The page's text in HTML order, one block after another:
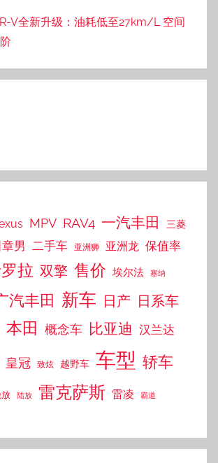
V全新升级：油耗低至27km/L 空间
MPV RAV4 一汽丰田
三菱
男 二手车 亚洲狮 亚洲龙 保值率
拉 双擎 售价 埃尔法 塞纳
汽丰田 新车 日产 日系车
本田 概念车 比亚迪 汉兰达
皇冠 致炫 越野车 车型 轿车
陆放 雷克萨斯 雷凌 霸道